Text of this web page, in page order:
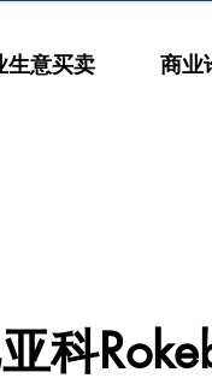
生意买卖 商业
科